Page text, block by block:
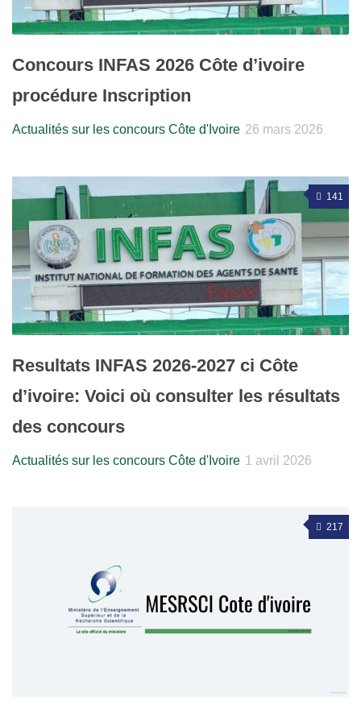
Concours INFAS 2026 Côte d’ivoire
procédure Inscription
Actualités sur les concours Côte d'Ivoire 26 mars 2026
141
Resultats INFAS 2026-2027 ci Côte
d’ivoire: Voici où consulter les résultats
des concours
Actualités sur les concours Côte d'Ivoire 1 avril 2026
217